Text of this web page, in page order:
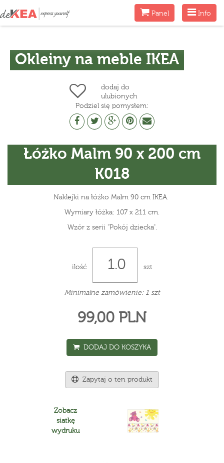
Menu
Info
MenuPanel
Okleiny na meble IKEA
dodaj do
ulubionych
Podziel się pomysłem:
Łóżko Malm 90 x 200 cm
K018
Naklejki na łóżko Malm 90 cm IKEA.
Wymiary łóżka: 107 x 211 cm.
Wzór z serii "Pokój dziecka".
ilość szt
Minimalne zamówienie: 1 szt
99,00 PLN
DODAJ DO KOSZYKA
Zapytaj o ten produkt
Zobacz
siatkę
wydruku